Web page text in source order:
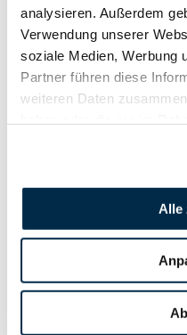
analysieren. Außerdem
Verwendung unserer
soziale Medien, Werbung
Partner führen diese
weiteren Daten
Alle